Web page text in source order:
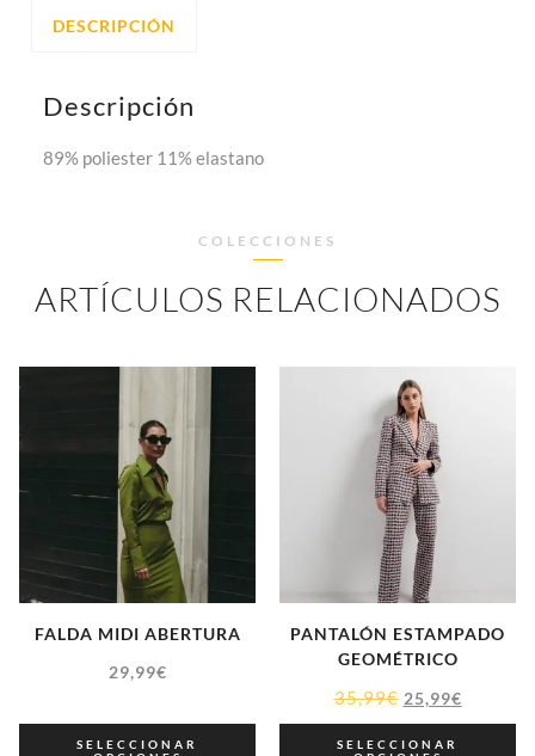
DESCRIPCIÓN
Descripción
89% poliester 11% elastano
COLECCIONES
ARTÍCULOS RELACIONADOS
FALDA MIDI ABERTURA
29,99€
SELECCIONAR
PANTALÓN ESTAMPADO
GEOMÉTRICO
35,99€ 25,99€
SELECCIONAR